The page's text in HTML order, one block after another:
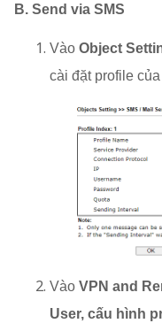
B. Send via SMS
Vào Object
cài đặt profile
Vào VPN and
User, cấu hình